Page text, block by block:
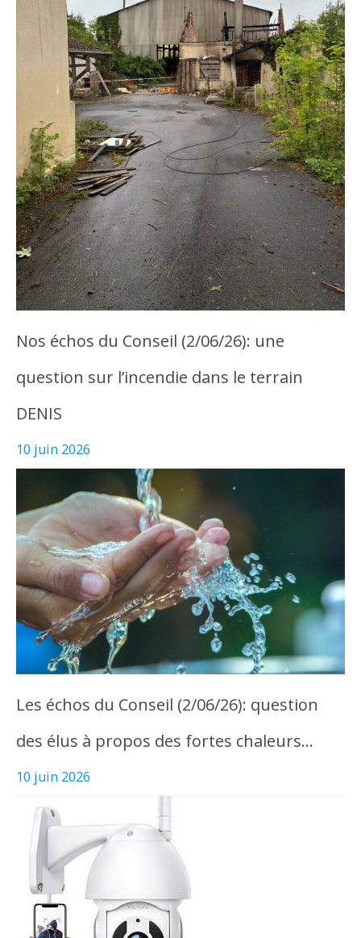
Nos échos du Conseil (2/06/26): une
question sur l’incendie dans le terrain
DENIS
10 juin 2026
Les échos du Conseil (2/06/26): question
des élus à propos des fortes chaleurs…
10 juin 2026